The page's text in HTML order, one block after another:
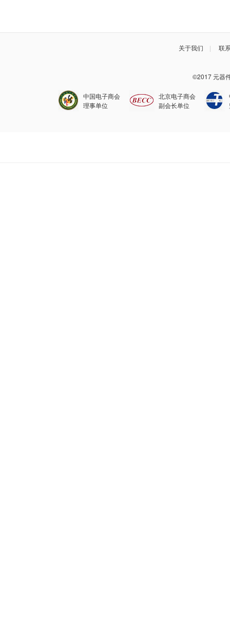
关于我们 | 联
©2017 元器
中国电子商会
理事单位
北京电子商会
副会长单位